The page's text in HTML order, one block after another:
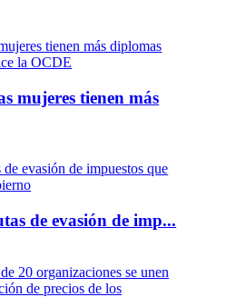
mujeres tienen más
de evasión de imp...